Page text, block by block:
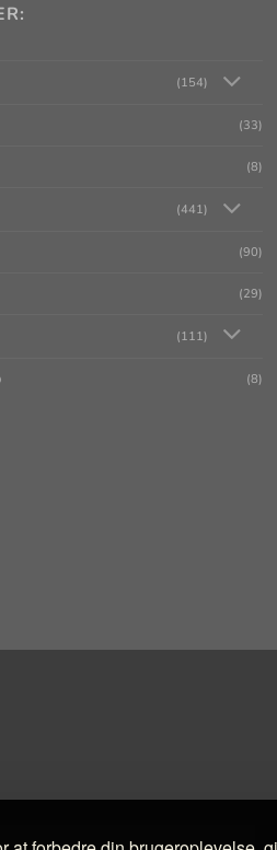
(154)
(33)
(8)
(441)
(90)
(29)
(111)
(8)